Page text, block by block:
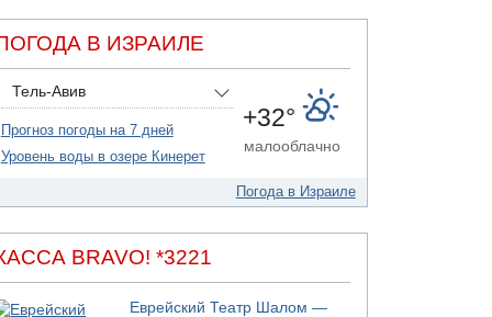
07.08.2026 06:47
от Бейт-Шемеша погиб
07.08.2026 06:24
Саудовская Аравия сообщает о нападении
хуситов
06.08.2026 13:43
электрической компании
06.08.2026 13:07
Кирьят-Арбы пожар на местности
В ИЗРАИЛЕ
Тель-Авив
Прогноз погоды на 7 дней
Уровень воды в озере Кинерет
+32°
малооблачно
Погода в Израиле
BRAVO! *3221
Еврейский Театр Шалом —